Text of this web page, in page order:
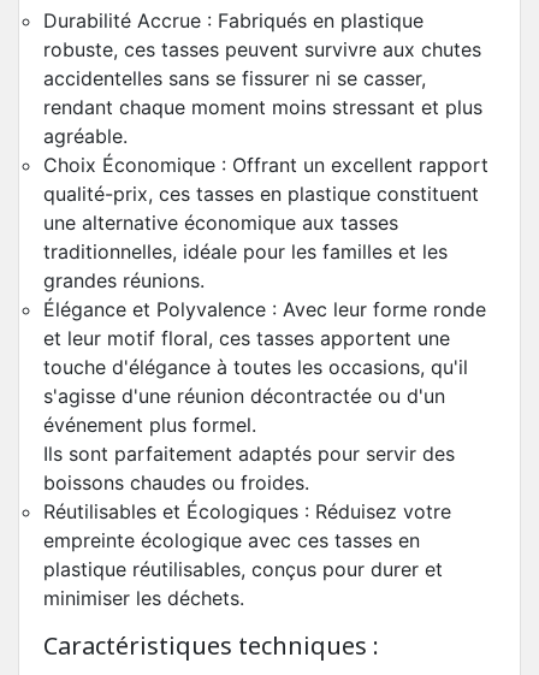
Durabilité Accrue : Fabriqués en plastique
robuste, ces tasses peuvent survivre aux chutes
accidentelles sans se fissurer ni se casser,
rendant chaque moment moins stressant et plus
agréable.
Choix Économique : Offrant un excellent rapport
qualité-prix, ces tasses en plastique constituent
une alternative économique aux tasses
traditionnelles, idéale pour les familles et les
grandes réunions.
Élégance et Polyvalence : Avec leur forme ronde
et leur motif floral, ces tasses apportent une
touche d'élégance à toutes les occasions, qu'il
s'agisse d'une réunion décontractée ou d'un
événement plus formel.
Ils sont parfaitement adaptés pour servir des
boissons chaudes ou froides.
Réutilisables et Écologiques : Réduisez votre
empreinte écologique avec ces tasses en
plastique réutilisables, conçus pour durer et
minimiser les déchets.
Caractéristiques techniques :